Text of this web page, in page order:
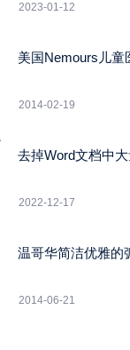
2023-01-12
美国Nemours儿童
2014-02-19
去掉Word文档中
2022-12-17
温哥华简洁优雅的
2014-06-21